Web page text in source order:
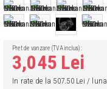
Pret de vanzare (TVA inclus):
3,045 Lei
In rate de la 507.50 Lei / luna